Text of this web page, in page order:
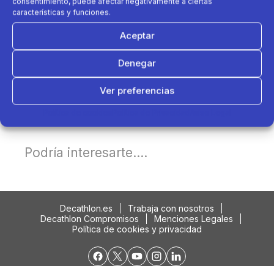
características y funciones.
Aceptar
Denegar
Ver preferencias
Podría interesarte....
Decathlon.es
Trabaja con nosotros
Decathlon Compromisos
Menciones Legales
Política de cookies y privacidad